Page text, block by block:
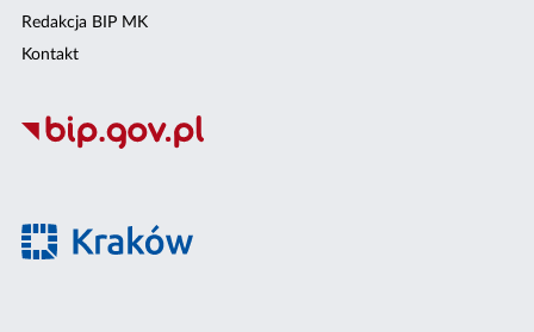
Redakcja BIP MK
Kontakt